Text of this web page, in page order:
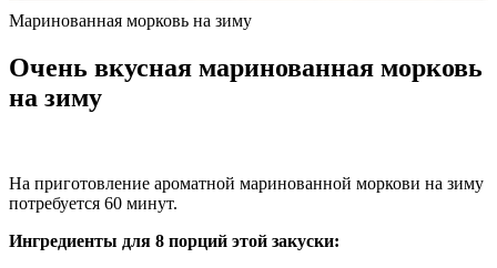
Маринованная морковь на зиму
Очень вкусная маринованная морковь
на зиму
На приготовление ароматной маринованной моркови на зиму
потребуется 60 минут.
Ингредиенты для 8 порций этой закуски: